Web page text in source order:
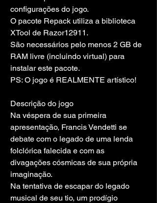
configurações do jogo.
O pacote Repack utiliza a biblioteca
XTool de Razor12911.
São necessários pelo menos 2 GB de
RAM livre (incluindo virtual) para
instalar este pacote.
PS: O jogo é REALMENTE artístico!
Descrição do jogo
Na véspera de sua primeira
apresentação, Francis Vendetti se
debate com o legado de uma lenda
folclórica falecida e com as
divagações cósmicas de sua própria
imaginação.
Na tentativa de escapar do legado
musical de seu tio, um prodígio